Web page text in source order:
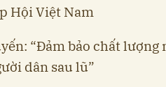
Hội Việt Nam
“Đảm bảo chất lượng
dân sau lũ”